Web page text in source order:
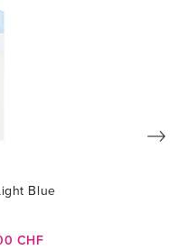
Blue
CHF